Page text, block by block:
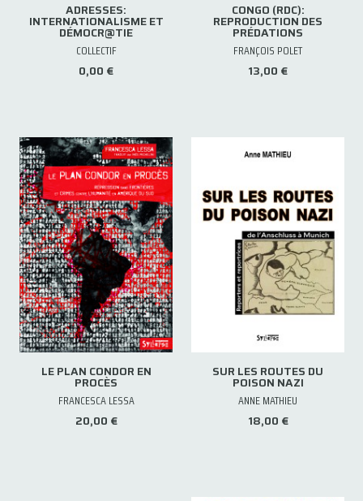
ADRESSES:
INTERNATIONALISME ET
DÉMOCR@TIE
COLLECTIF
0,00 €
CONGO (RDC):
REPRODUCTION DES
PRÉDATIONS
FRANÇOIS POLET
13,00 €
LE PLAN CONDOR EN
PROCÈS
FRANCESCA LESSA
20,00 €
SUR LES ROUTES DU
POISON NAZI
ANNE MATHIEU
18,00 €